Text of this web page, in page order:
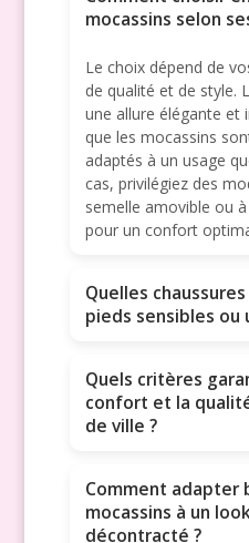
mocassins selon
Le choix dépend de
de qualité et de style.
une allure élégante et
que les mocassins
adaptés à un usage
cas, privilégiez des
semelle amovible ou
pour un confort
Quelles
pieds sensibles ou
Quels critères
confort et la
de ville ?
Comment adapter
mocassins à un
décontracté ?